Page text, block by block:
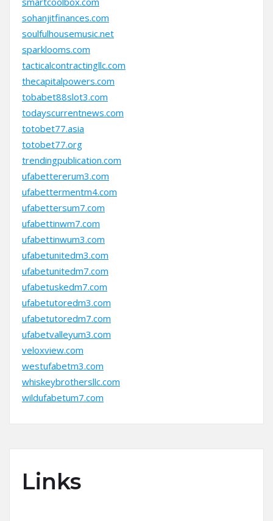
sohanjitfinances.com
soulfulhousemusic.net
sparklooms.com
tacticalcontractingllc.com
thecapitalpowers.com
tobabet88slot3.com
todayscurrentnews.com
totobet77.asia
totobet77.org
trendingpublication.com
ufabettererum3.com
ufabettermentm4.com
ufabettersum7.com
ufabettinwm7.com
ufabettinwum3.com
ufabetunitedm3.com
ufabetunitedm7.com
ufabetuskedm7.com
ufabetutoredm3.com
ufabetutoredm7.com
ufabetvalleyum3.com
veloxview.com
westufabetm3.com
whiskeybrothersllc.com
wildufabetum7.com
Links